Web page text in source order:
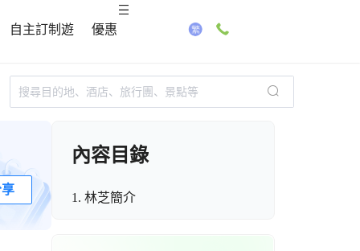
自主訂制遊 優惠
內容目錄
1. 林芝簡介